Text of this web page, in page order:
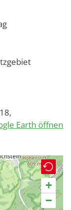
Earth öffnen
+
−